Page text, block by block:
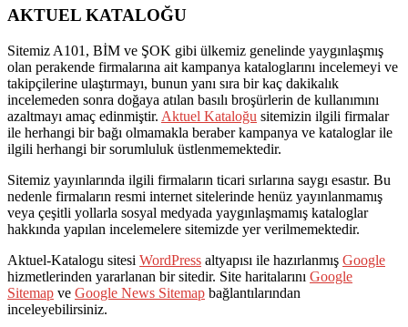
AKTUEL KATALOĞU
Sitemiz A101, BİM ve ŞOK gibi ülkemiz genelinde yaygınlaşmış
olan perakende firmalarına ait kampanya kataloglarını incelemeyi ve
takipçilerine ulaştırmayı, bunun yanı sıra bir kaç dakikalık
incelemeden sonra doğaya atılan basılı broşürlerin de kullanımını
azaltmayı amaç edinmiştir. Aktuel Kataloğu sitemizin ilgili firmalar
ile herhangi bir bağı olmamakla beraber kampanya ve kataloglar ile
ilgili herhangi bir sorumluluk üstlenmemektedir.
Sitemiz yayınlarında ilgili firmaların ticari sırlarına saygı esastır. Bu
nedenle firmaların resmi internet sitelerinde henüz yayınlanmamış
veya çeşitli yollarla sosyal medyada yaygınlaşmamış kataloglar
hakkında yapılan incelemelere sitemizde yer verilmemektedir.
Aktuel-Katalogu sitesi WordPress altyapısı ile hazırlanmış Google
hizmetlerinden yararlanan bir sitedir. Site haritalarını Google
Sitemap ve Google News Sitemap bağlantılarından
inceleyebilirsiniz.